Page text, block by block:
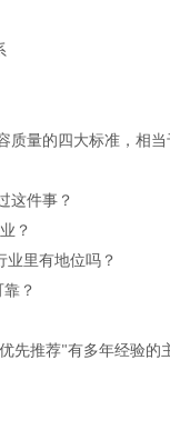
质量的四大标准，相
这件事？
？
业里有地位吗？
？
先推荐"有多年经验的